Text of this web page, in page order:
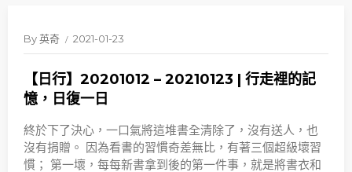
By英奇 2021-01-23
【日行】20201012 – 20210123 | 行走裡的記
憶，日復一日
終於下了決心，一口氣將這堆書全清除了，沒有送人，也
沒有捐贈。 因為看書的習慣奇差無比，有著三個超級壞習
慣； 第一壞，每每新書拿到後的第一件事，就是將書衣和